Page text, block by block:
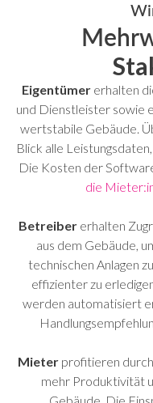
Eigentümer erhalten
und Dienstleister sowie
wertstabile Gebäude.
Blick alle
Die Kosten der
die
Betreibererhalten
aus dem Gebäude,
technischen Anlagen
effizienter zu
werden automatisiert
Mieter profitieren
mehr Produktivität